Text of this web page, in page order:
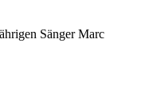
Sänger Marc